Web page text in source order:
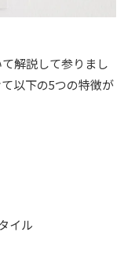
解説して参りまし
以下の5つの特徴が
イル